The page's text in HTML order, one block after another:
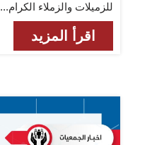
للزميلات والزملاء الكرام...
اقرأ المزيد